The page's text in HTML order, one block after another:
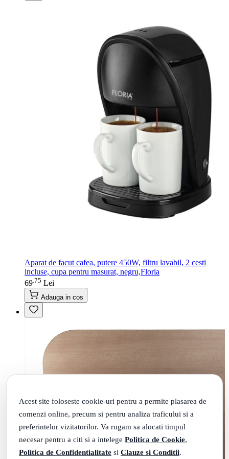
Acest site foloseste cookie-uri pentru a permite plasarea de
comenzi online, precum si pentru analiza traficului si a
preferintelor vizitatorilor. Va rugam sa alocati timpul
necesar pentru a citi si a intelege Politica de Cookie,
Politica de Confidentialitate si Clauze si Conditii.
Aparat de facut cafea, putere 450W, filtru lavabil, 2 cesti
incluse, cupa pentru masurat, negru,Floria
69 75 Lei
Adauga in cos